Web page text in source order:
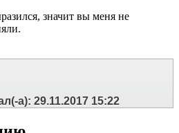
значит вы меня не
а): 29.11.2017 15:22